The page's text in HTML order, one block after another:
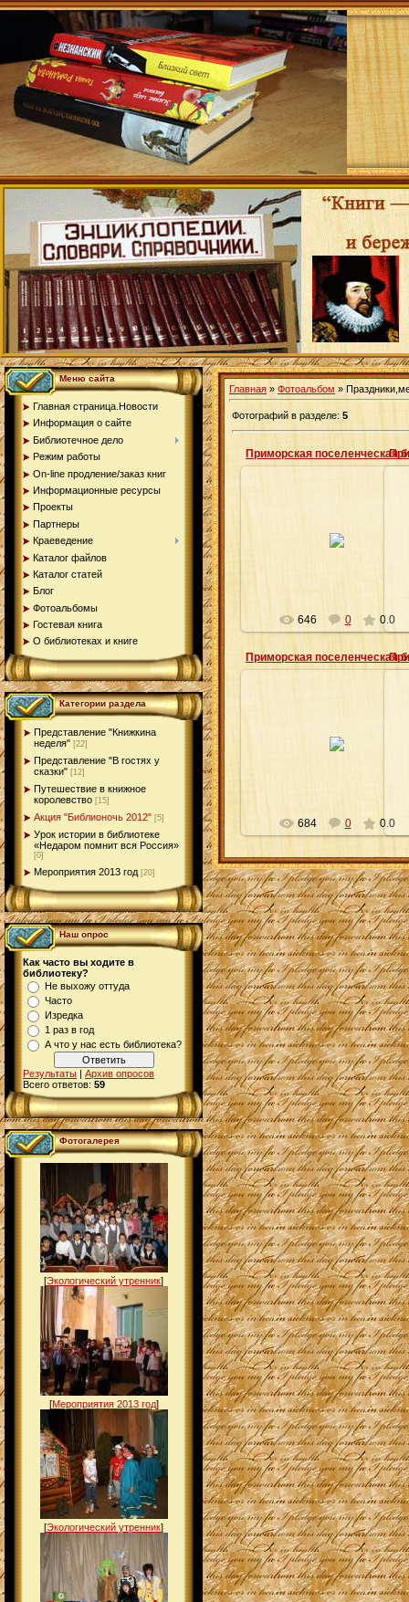
Меню сайта
Главная страница.Новости
Информация о сайте
Библиотечное дело
Режим работы
On-line продление/заказ книг
Информационные ресурсы
Проекты
Партнеры
Краеведение
Каталог файлов
Каталог статей
Блог
Фотоальбомы
Гостевая книга
О библиотеках и книге
Категории раздела
Представление "Книжкина
неделя" [22]
Представление "В гостях у
сказки" [12]
Путешествие в книжное
королевство [15]
Акция "Библионочь 2012" [5]
Урок истории в библиотеке
«Недаром помнит вся Россия»
[0]
Мероприятия 2013 год [20]
Наш опрос
Как часто вы ходите в
библиотеку?
Не выхожу оттуда
Часто
Изредка
1 раз в год
А что у нас есть библиотека?
Результаты | Архив опросов
Всего ответов: 59
Фотогалерея
[Экологический утренник]
[Мероприятия 2013 год]
[Экологический утренник]
Главная » Фотоальбом »
Фотографий в разделе: 5
646 0 0.0
684 0 0.0